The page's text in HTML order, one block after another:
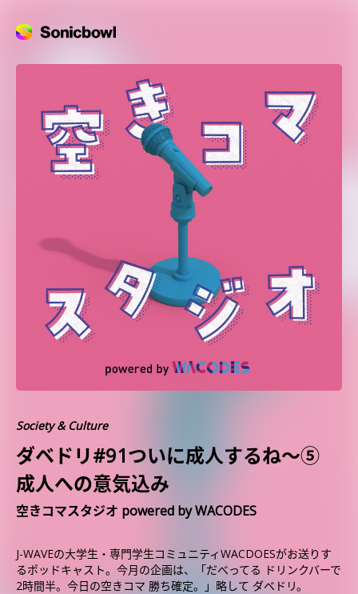
Society & Culture
ダベドリ#91ついに成人するね〜⑤
成人への意気込み
空きコマスタジオ powered by WACODES
J-WAVEの大学生・専門学生コミュニティWACDOESがお送りす
るポッドキャスト。今月の企画は、「だべってる ドリンクバーで
2時間半。今日の空きコマ 勝ち確定。」略して ダベドリ。